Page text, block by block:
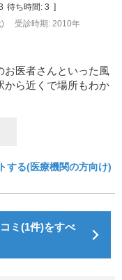
待ち時間: 3
) 受診時期: 2010年
お医者さんといった風
から近くで場所もわか
する(医療機関の方向け)
ミ(1件)をすべ